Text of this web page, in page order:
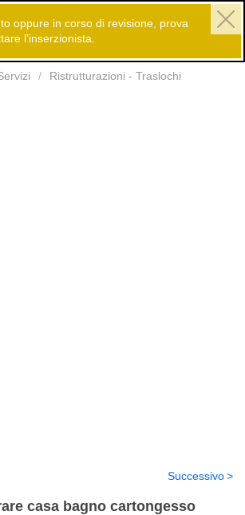
Ristrutturazioni - Traslochi
oppure in corso di revisione, prova
l’inserzionista.
casa bagno cartongesso
Successivo